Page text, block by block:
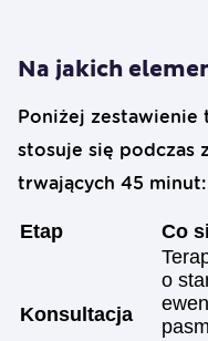
Na jakich
Poniżej
stosuje się podczas
trwających 45 minut:
Etap Co
Konsultacja
o